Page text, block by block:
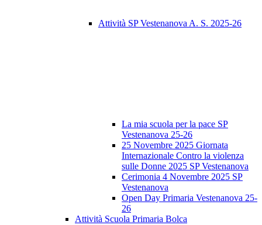
Attività SP Vestenanova A. S. 2025-26
La mia scuola per la pace SP
Vestenanova 25-26
25 Novembre 2025 Giornata
Internazionale Contro la violenza
sulle Donne 2025 SP Vestenanova
Cerimonia 4 Novembre 2025 SP
Vestenanova
Open Day Primaria Vestenanova 25-
26
Attività Scuola Primaria Bolca